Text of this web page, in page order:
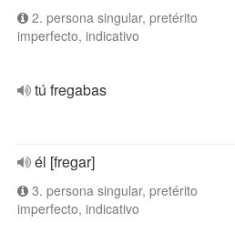
2. persona singular, pretérito
imperfecto, indicativo
tú fregabas
él [fregar]
3. persona singular, pretérito
imperfecto, indicativo